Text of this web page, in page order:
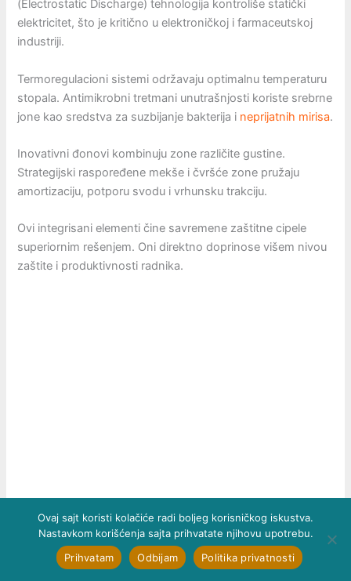
(Electrostatic Discharge) tehnologija kontroliše statički
elektricitet, što je kritično u elektroničkoj i farmaceutskoj
industriji.
Termoregulacioni sistemi održavaju optimalnu temperaturu
stopala. Antimikrobni tretmani unutrašnjosti koriste srebrne
jone kao sredstva za suzbijanje bakterija i neprijatnih mirisa.
Inovativni đonovi kombinuju zone različite gustine.
Strategijski raspoređene mekše i čvršće zone pružaju
amortizaciju, potporu svodu i vrhunsku trakciju.
Ovi integrisani elementi čine savremene zaštitne cipele
superiornim rešenjem. Oni direktno doprinose višem nivou
zaštite i produktivnosti radnika.
Ovaj sajt koristi kolačiće radi boljeg korisničkog iskustva.
Nastavkom korišćenja sajta prihvatate njihovu upotrebu.
Prihvatam
Odbijam Politika privatnosti